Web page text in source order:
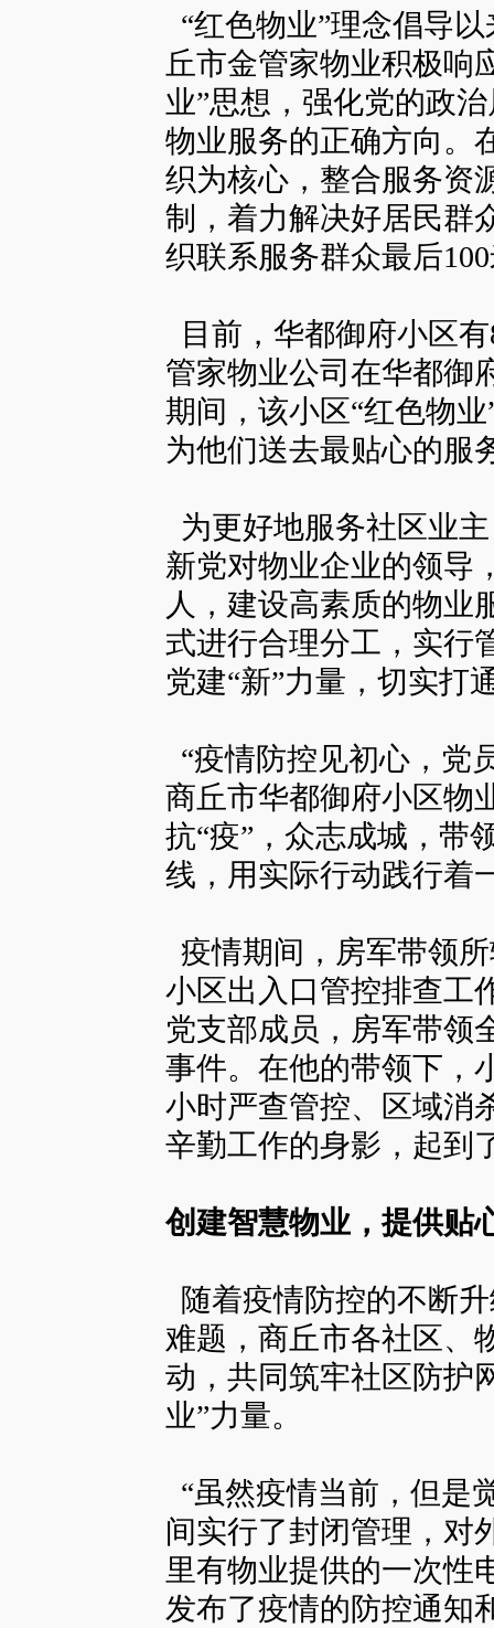
“红色物业”理念倡导
丘市金管家物业积极响
业”思想，强化党的政
物业服务的正确方向。
织为核心，整合服务资
制，着力解决好居民群
织联系服务群众最后
目前，华都御府小区
管家物业公司在华都御
期间，该小区“红色物
为他们送去最贴心的服
为更好地服务社区业
新党对物业企业的领导
人，建设高素质的物业
式进行合理分工，实行
党建“新”力量，切实打
“疫情防控见初心，党
商丘市华都御府小区物
抗“疫”，众志成城，带
线，用实际行动践行着
疫情期间，房军带领
小区出入口管控排查工
党支部成员，房军带领
事件。在他的带领下，
小时严查管控、区域消
辛勤工作的身影，起到
创建智慧物业，提供贴
随着疫情防控的不断
难题，商丘市各社区、
动，共同筑牢社区防护
业”力量。
“虽然疫情当前，但是
间实行了封闭管理，对
里有物业提供的一次性
发布了疫情的防控通知